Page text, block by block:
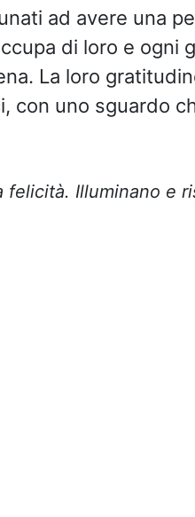
ad avere una
di loro e ogni
La loro
con uno sguardo
felicità. Illuminano e